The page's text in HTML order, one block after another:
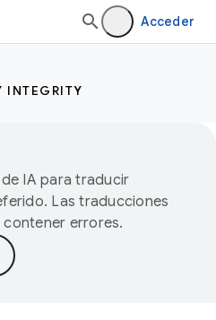
Acceder
INTEGRITY
IA para traducir
Las traducciones
errores.